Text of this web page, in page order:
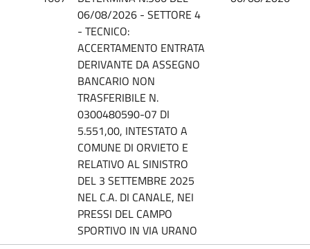
06/08/2026 - SETTORE 4
- TECNICO:
ACCERTAMENTO ENTRATA
DERIVANTE DA ASSEGNO
BANCARIO NON
TRASFERIBILE N.
0300480590-07 DI
5.551,00, INTESTATO A
COMUNE DI ORVIETO E
RELATIVO AL SINISTRO
DEL 3 SETTEMBRE 2025
NEL C.A. DI CANALE, NEI
PRESSI DEL CAMPO
SPORTIVO IN VIA URANO